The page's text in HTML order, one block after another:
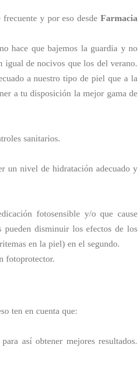
y por eso desde Farmacia
hace que bajemos la guardia y no
igual de nocivos que los del verano.
a nuestro tipo de piel que a la
a tu disposición la mejor gama de
sanitarios.
un nivel de hidratación adecuado y
fotosensible y/o que cause
pueden disminuir los efectos de los
en la piel) en el segundo.
fotoprotector.
ten en cuenta que:
así obtener mejores resultados.